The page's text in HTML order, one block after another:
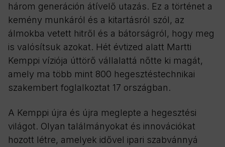
három generáción átívelő utazás. Ez a történet a
kemény munkáról és a kitartásról szól, az
álmokba vetett hitről és a bátorságról, hogy meg
is valósítsuk azokat. Hét évtized alatt Martti
Kemppi víziója úttörő vállalattá nőtte ki magát,
amely ma több mint 800 hegesztéstechnikai
szakembert foglalkoztat 17 országban.
A Kemppi újra és újra meglepte a hegesztési
világot. Olyan találmányokat és innovációkat
hozott létre, amelyek idővel ipari szabvánnyá